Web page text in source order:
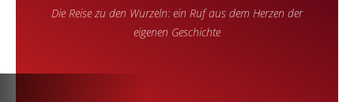
Die Reise zu den Wurzeln: ein Ruf aus dem Herzen der
eigenen Geschichte